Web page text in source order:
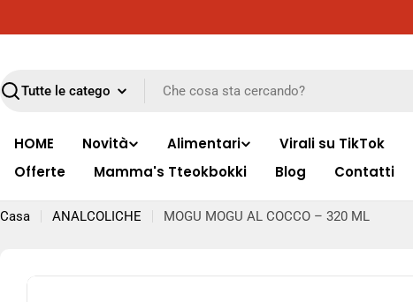
al
Ricerca
HOME Novità Alimentari Virali su TikTok
Offerte
Mamma's Tteokbokki Blog Contatti
Casa ANALCOLICHE MOGU MOGU AL COCCO – 320 ML
Passa